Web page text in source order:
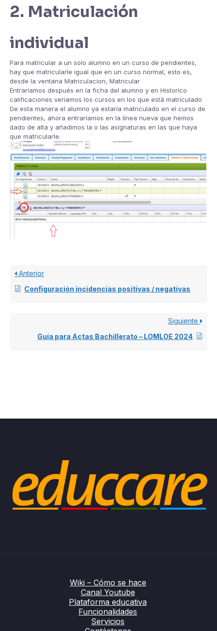
2. Matriculación
individual
Para matricular a un solo alumno en un curso de pendientes,
hay que matricularle igual que en un curso normal, esto es,
desde la ventana Matriculacion, Matricular
Entraríamos después en la ficha del alumno y en Historíco
calificaciones veríamos los cursos en los que está matriculado
De esta manera el alumno ya estaría matriculado en el curso de
pendientes, ahora entraríamos en la línea nueva que hemos
dado de alta y añadimos la o las asignaturas en las que haya
que matricularle.
Anterior
Configuración incidencias positivas / negativas
Siguiente
Guía para Actas Bachillerato – LOMLOE 2024
Wiki – Cómo se hace
Canal Youtube
Plataforma educativa
Funcionalidades
Servicios